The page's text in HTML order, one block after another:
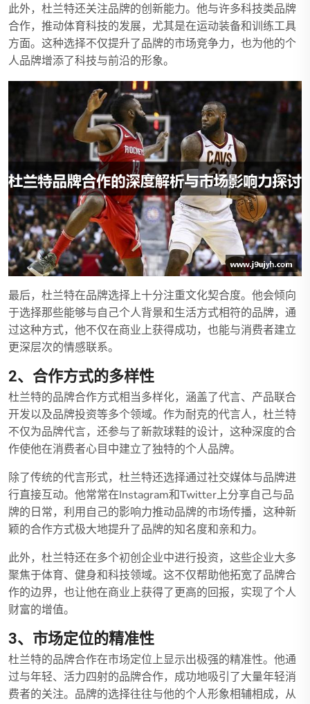
此外，杜兰特还关注品牌的创新能力。他与许多科技类品牌
合作，推动体育科技的发展，尤其是在运动装备和训练工具
方面。这种选择不仅提升了品牌的市场竞争力，也为他的个
人品牌增添了科技与前沿的形象。
最后，杜兰特在品牌选择上十分注重文化契合度。他会倾向
于选择那些能够与自己个人背景和生活方式相符的品牌，通
过这种方式，他不仅在商业上获得成功，也能与消费者建立
更深层次的情感联系。
2、合作方式的多样性
杜兰特的品牌合作方式相当多样化，涵盖了代言、产品联合
开发以及品牌投资等多个领域。作为耐克的代言人，杜兰特
不仅为品牌代言，还参与了新款球鞋的设计，这种深度的合
作使他在消费者心目中建立了独特的个人品牌。
除了传统的代言形式，杜兰特还选择通过社交媒体与品牌进
行直接互动。他常常在Instagram和Twitter上分享自己与品
牌的日常，利用自己的影响力推动品牌的市场传播，这种新
颖的合作方式极大地提升了品牌的知名度和亲和力。
此外，杜兰特还在多个初创企业中进行投资，这些企业大多
聚焦于体育、健身和科技领域。这不仅帮助他拓宽了品牌合
作的边界，也让他在商业上获得了更高的回报，实现了个人
财富的增值。
3、市场定位的精准性
杜兰特的品牌合作在市场定位上显示出极强的精准性。他通
过与年轻、活力四射的品牌合作，成功地吸引了大量年轻消
费者的关注。品牌的选择往往与他的个人形象相辅相成，从